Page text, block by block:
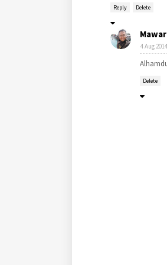
Reply Delete
4 Aug
Delete